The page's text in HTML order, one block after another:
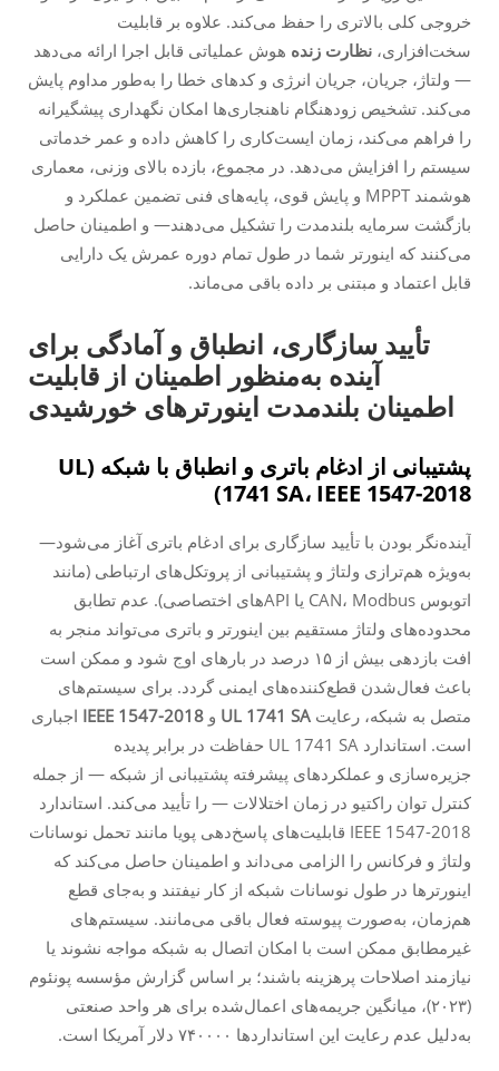
خروجی کلی بالاتری را حفظ می‌کند. علاوه بر قابلیت
سخت‌افزاری، نظارت زنده هوش عملیاتی قابل اجرا ارائه می‌دهد
— ولتاژ، جریان، جریان انرژی و کدهای خطا را به‌طور مداوم پایش
می‌کند. تشخیص زودهنگام ناهنجاری‌ها امکان نگهداری پیشگیرانه
را فراهم می‌کند، زمان ایست‌کاری را کاهش داده و عمر خدماتی
سیستم را افزایش می‌دهد. در مجموع، بازده بالای وزنی، معماری
هوشمند MPPT و پایش قوی، پایه‌های فنی تضمین عملکرد و
بازگشت سرمایه بلندمدت را تشکیل می‌دهند— و اطمینان حاصل
می‌کنند که اینورتر شما در طول تمام دوره عمرش یک دارایی
قابل اعتماد و مبتنی بر داده باقی می‌ماند.
تأیید سازگاری، انطباق و آمادگی برای
آینده به‌منظور اطمینان از قابلیت
اطمینان بلندمدت اینورترهای خورشیدی
پشتیبانی از ادغام باتری و انطباق با شبکه (UL
1741 SA، IEEE 1547-2018)
آینده‌نگر بودن با تأیید سازگاری برای ادغام باتری آغاز می‌شود—
به‌ویژه هم‌ترازی ولتاژ و پشتیبانی از پروتکل‌های ارتباطی (مانند
اتوبوس CAN، Modbus یا APIهای اختصاصی). عدم تطابق
محدوده‌های ولتاژ مستقیم بین اینورتر و باتری می‌تواند منجر به
افت بازدهی بیش از ۱۵ درصد در بارهای اوج شود و ممکن است
باعث فعال‌شدن قطع‌کننده‌های ایمنی گردد. برای سیستم‌های
متصل به شبکه، رعایت UL 1741 SA و IEEE 1547-2018 اجباری
است. استاندارد UL 1741 SA حفاظت در برابر پدیده
جزیره‌سازی و عملکردهای پیشرفته پشتیبانی از شبکه — از جمله
کنترل توان راکتیو در زمان اختلالات — را تأیید می‌کند. استاندارد
IEEE 1547-2018 قابلیت‌های پاسخ‌دهی پویا مانند تحمل نوسانات
ولتاژ و فرکانس را الزامی می‌داند و اطمینان حاصل می‌کند که
اینورترها در طول نوسانات شبکه از کار نیفتند و به‌جای قطع
هم‌زمان، به‌صورت پیوسته فعال باقی می‌مانند. سیستم‌های
غیرمطابق ممکن است با امکان اتصال به شبکه مواجه نشوند یا
نیازمند اصلاحات پرهزینه باشند؛ بر اساس گزارش مؤسسه پونئوم
(۲۰۲۳)، میانگین جریمه‌های اعمال‌شده برای هر واحد صنعتی
به‌دلیل عدم رعایت این استانداردها ۷۴۰۰۰۰ دلار آمریکا است.